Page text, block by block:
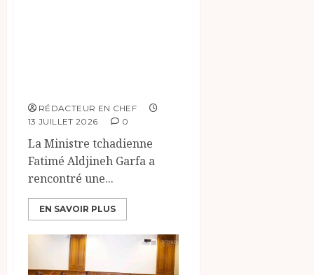
RÉDACTEUR EN CHEF
13 JUILLET 2026
0
La Ministre tchadienne
Fatimé Aldjineh Garfa a
rencontré une...
EN SAVOIR PLUS